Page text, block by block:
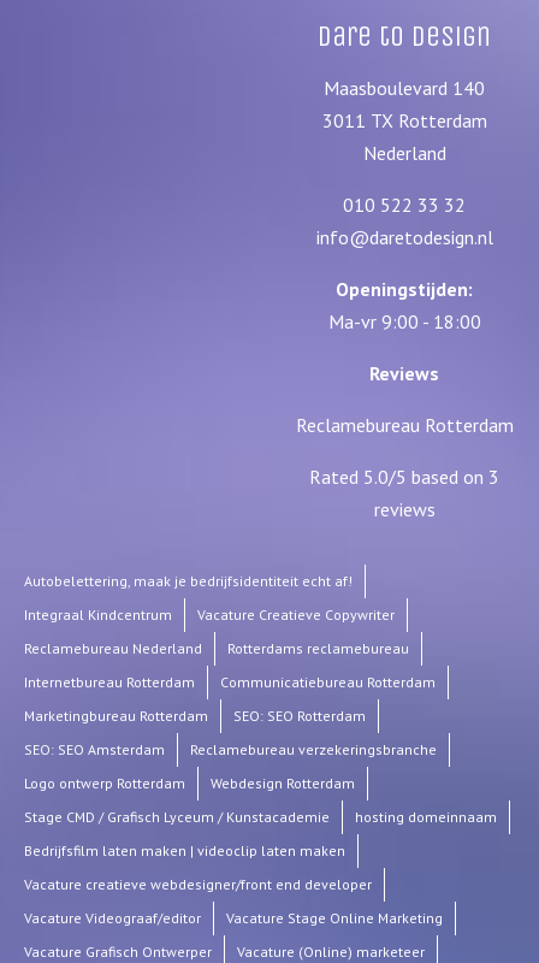
Dare to Design
Maasboulevard 140
3011 TX Rotterdam
Nederland
010 522 33 32
info@daretodesign.nl
Openingstijden:
Ma-vr 9:00 - 18:00
Reviews
Reclamebureau Rotterdam
Rated 5.0/5 based on 3
reviews
Autobelettering, maak je bedrijfsidentiteit echt af!
Integraal Kindcentrum
Vacature Creatieve Copywriter
Reclamebureau Nederland
Rotterdams reclamebureau
Internetbureau Rotterdam
Communicatiebureau Rotterdam
Marketingbureau Rotterdam
SEO: SEO Rotterdam
SEO: SEO Amsterdam
Reclamebureau verzekeringsbranche
Logo ontwerp Rotterdam
Webdesign Rotterdam
Stage CMD / Grafisch Lyceum / Kunstacademie
hosting domeinnaam
Bedrijfsfilm laten maken | videoclip laten maken
Vacature creatieve webdesigner/front end developer
Vacature Videograaf/editor
Vacature Stage Online Marketing
Vacature Grafisch Ontwerper
Vacature (Online) marketeer